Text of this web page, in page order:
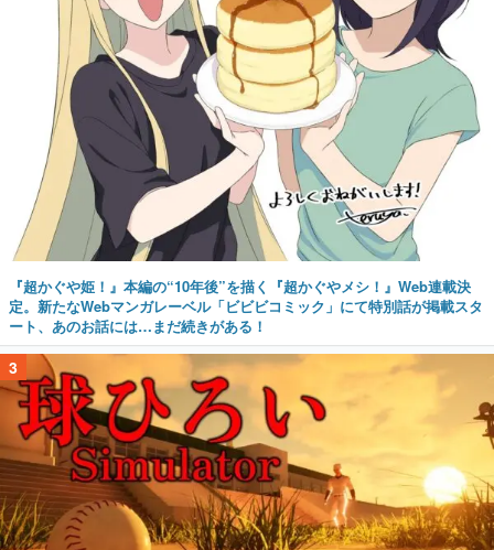
『超かぐや姫！』本編の“10年後”を描く『超かぐやメシ！』Web連載決
定。新たなWebマンガレーベル「ビビビコミック」にて特別話が掲載スタ
ート、あのお話には…まだ続きがある！
3